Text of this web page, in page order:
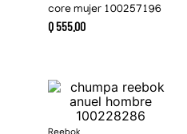
core mujer 100257196
Q555.00